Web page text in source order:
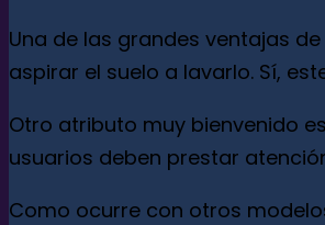
Una de las grandes ventajas
aspirar el suelo a lavarlo. Sí,
Otro atributo muy bienvenido
usuarios deben prestar
Como ocurre con otros